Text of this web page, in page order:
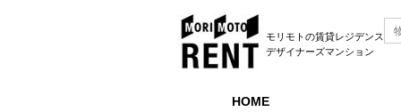
モリモトの賃貸レジデンス
デザイナーズマンション
HOME
モリモトレントTOP ＞